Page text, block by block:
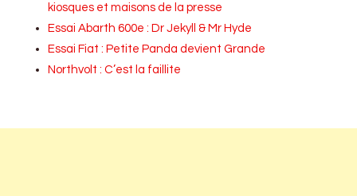
kiosques et maisons de la presse
Essai Abarth 600e : Dr Jekyll & Mr Hyde
Essai Fiat : Petite Panda devient Grande
Northvolt : C’est la faillite